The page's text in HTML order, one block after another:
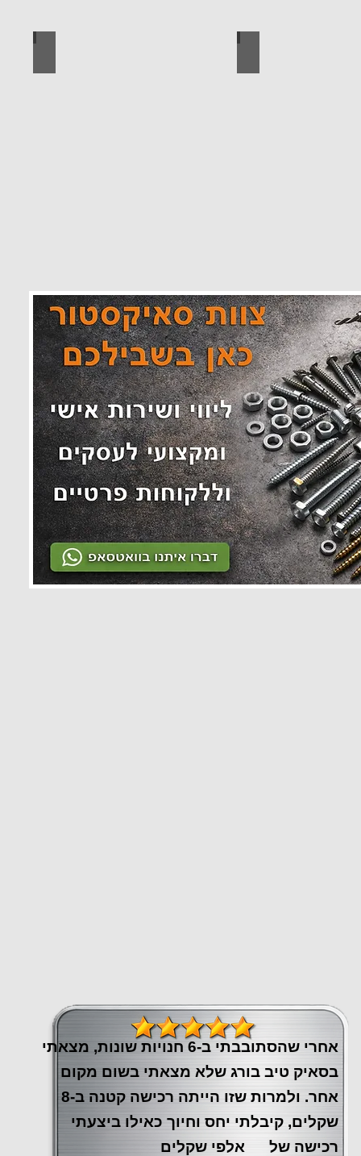
אחרי שהסתובבתי ב-6 חנויות שונות, מצאתי
בסאיק טיב בורג שלא מצאתי בשום מקום
אחר. ולמרות שזו הייתה רכישה קטנה ב-8
שקלים, קיבלתי יחס וחיוך כאילו ביצעתי
רכישה של אלפי שקלים